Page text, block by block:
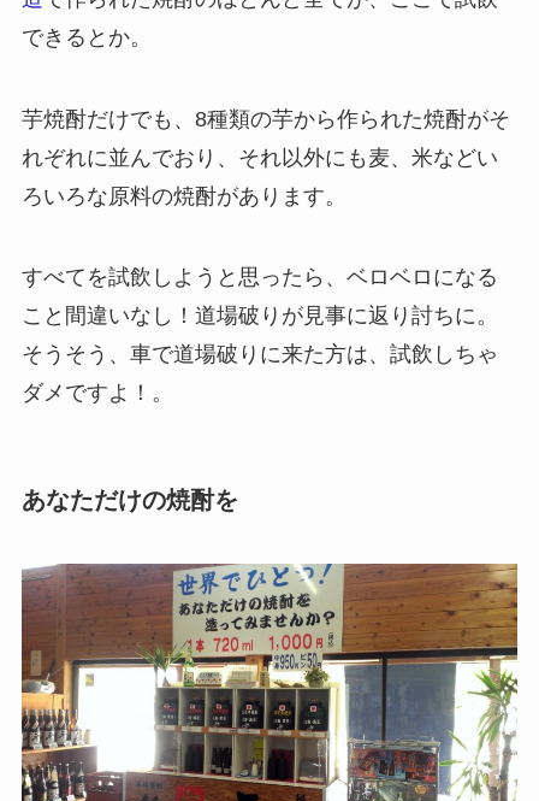
できるとか。
芋焼酎だけでも、8種類の芋から作られた焼酎がそ
れぞれに並んでおり、それ以外にも麦、米などい
ろいろな原料の焼酎があります。
すべてを試飲しようと思ったら、ベロベロになる
こと間違いなし！道場破りが見事に返り討ちに。
そうそう、車で道場破りに来た方は、試飲しちゃ
ダメですよ！。
あなただけの焼酎を